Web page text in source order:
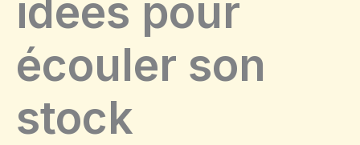
idées pour
écouler son
stock